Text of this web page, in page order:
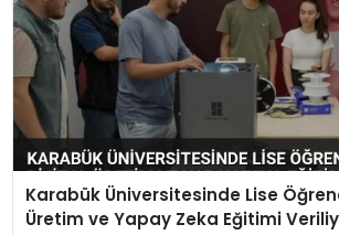
Karabük Üniversitesinde Lise
Üretim ve Yapay Zeka Eğitimi